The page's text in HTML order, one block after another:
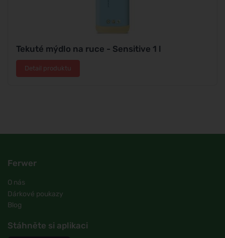
Tekuté mýdlo na ruce - Sensitive 1 l
Detail produktu
Ferwer
O nás
Dárkové poukazy
Blog
Stáhněte si aplikaci